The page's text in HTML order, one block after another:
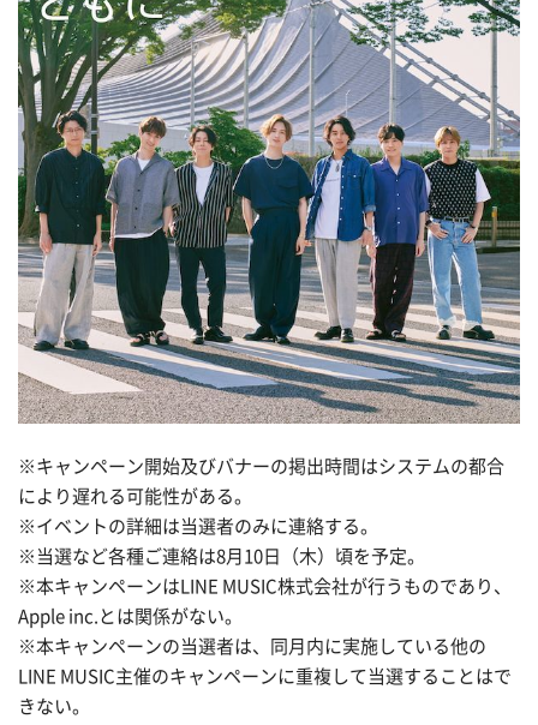
※キャンペーン開始及びバナーの掲出時間はシステムの都合
により遅れる可能性がある。
※イベントの詳細は当選者のみに連絡する。
※当選など各種ご連絡は8月10日（木）頃を予定。
※本キャンペーンはLINE MUSIC株式会社が行うものであり、
Apple inc.とは関係がない。
※本キャンペーンの当選者は、同月内に実施している他の
LINE MUSIC主催のキャンペーンに重複して当選することはで
きない。